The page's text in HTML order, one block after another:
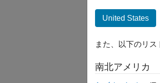
United States
また、以下のリス
南北アメリカ